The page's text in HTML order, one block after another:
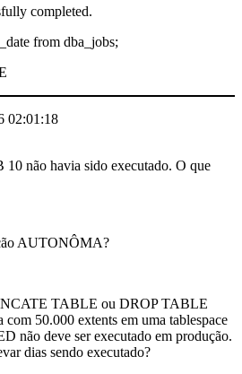
completed.
from dba_jobs;
02:01:18
10 não havia sido executado. O que
AUTONÔMA?
TABLE ou DROP TABLE
com 50.000 extents em uma tablespace
deve ser executado em produção.
dias sendo executado?